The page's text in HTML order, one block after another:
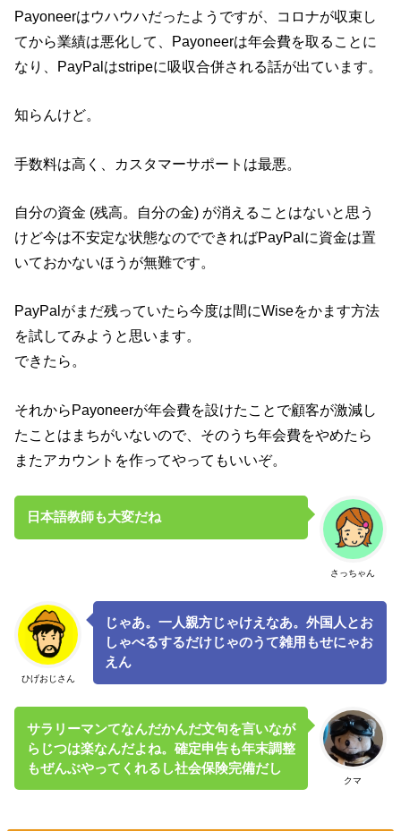
Payoneerはウハウハだったようですが、コロナが収束し
てから業績は悪化して、Payoneerは年会費を取ることに
なり、PayPalはstripeに吸収合併される話が出ています。
知らんけど。
手数料は高く、カスタマーサポートは最悪。
自分の資金 (残高。自分の金) が消えることはないと思う
けど今は不安定な状態なのでできればPayPalに資金は置
いておかないほうが無難です。
PayPalがまだ残っていたら今度は間にWiseをかます方法
を試してみようと思います。
できたら。
それからPayoneerが年会費を設けたことで顧客が激減し
たことはまちがいないので、そのうち年会費をやめたら
またアカウントを作ってやってもいいぞ。
さっちゃん
日本語教師も大変だね
ひげおじさん
じゃあ。一人親方じゃけえなあ。外国人とお
しゃべるするだけじゃのうて雑用もせにゃお
えん
クマ
サラリーマンてなんだかんだ文句を言いなが
らじつは楽なんだよね。確定申告も年末調整
もぜんぶやってくれるし社会保険完備だし